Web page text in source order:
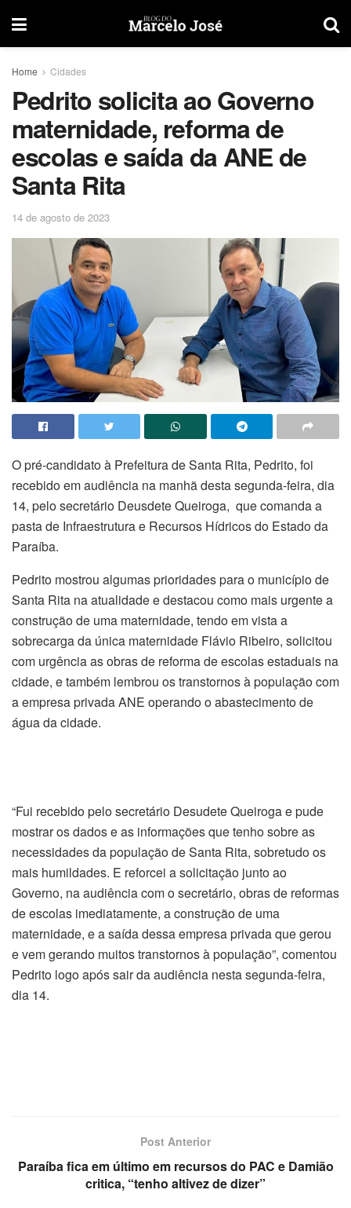
Home Cidades
Pedrito solicita ao Governo
maternidade, reforma de
escolas e saída da ANE de
Santa Rita
14 de agosto de 2023
O pré-candidato à Prefeitura de Santa Rita, Pedrito, foi
recebido em audiência na manhã desta segunda-feira, dia
14, pelo secretário Deusdete Queiroga, que comanda a
pasta de Infraestrutura e Recursos Hídricos do Estado da
Paraíba.
Pedrito mostrou algumas prioridades para o município de
Santa Rita na atualidade e destacou como mais urgente a
construção de uma maternidade, tendo em vista a
sobrecarga da única maternidade Flávio Ribeiro, solicitou
com urgência as obras de reforma de escolas estaduais na
cidade, e também lembrou os transtornos à população com
a empresa privada ANE operando o abastecimento de
água da cidade.
“Fui recebido pelo secretário Desudete Queiroga e pude
mostrar os dados e as informações que tenho sobre as
necessidades da população de Santa Rita, sobretudo os
mais humildades. E reforcei a solicitação junto ao
Governo, na audiência com o secretário, obras de reformas
de escolas imediatamente, a construção de uma
maternidade, e a saída dessa empresa privada que gerou
e vem gerando muitos transtornos à população”, comentou
Pedrito logo após sair da audiência nesta segunda-feira,
dia 14.
Post Anterior
Paraíba fica em último em recursos do PAC e Damião
critica, “tenho altivez de dizer”